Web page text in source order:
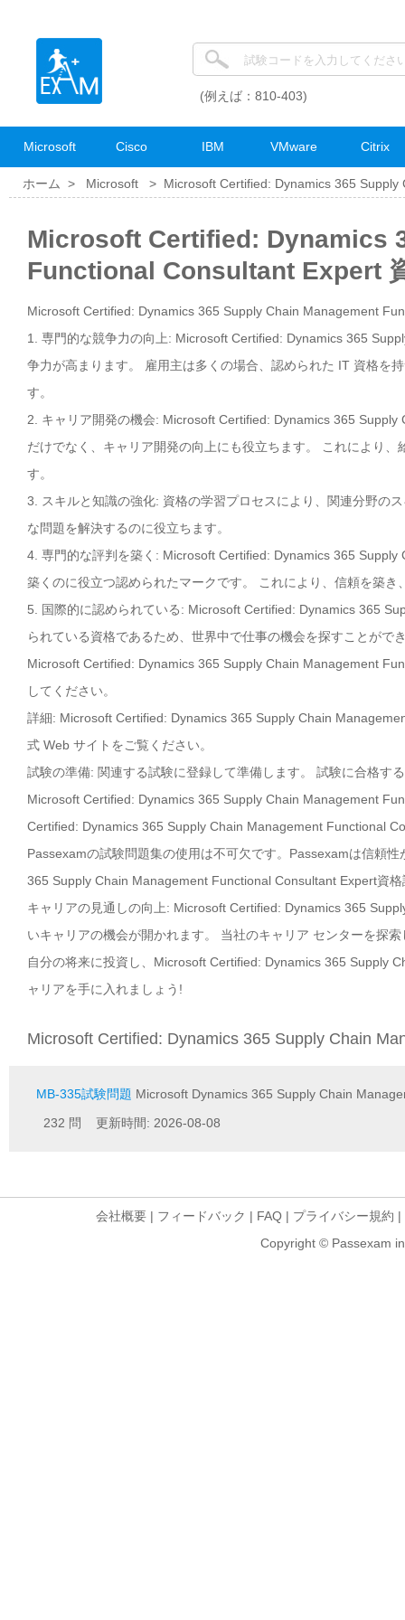
(例えば：810-403)
Microsoft Cisco IBM VMware Citrix
ホーム > Microsoft > Microsoft Certified: Dynamics 365
Microsoft Certified: Dynamics
Functional Consultant Expert
Microsoft Certified: Dynamics 365 Supply Chain Management
1. 専門的な競争力の向上: Microsoft Certified: Dynamics 365
争力が高まります。 雇用主は多くの場合、認められた IT 資格を
す。
2. キャリア開発の機会: Microsoft Certified: Dynamics 365
だけでなく、キャリア開発の向上にも役立ちます。 これにより
す。
3. スキルと知識の強化: 資格の学習プロセスにより、関連分野の
な問題を解決するのに役立ちます。
4. 専門的な評判を築く: Microsoft Certified: Dynamics 365
築くのに役立つ認められたマークです。 これにより、信頼を築
5. 国際的に認められている: Microsoft Certified: Dynamics 365
られている資格であるため、世界中で仕事の機会を探すことがで
Microsoft Certified: Dynamics 365 Supply Chain Management
してください。
詳細: Microsoft Certified: Dynamics 365 Supply Chain
式 Web サイトをご覧ください。
試験の準備: 関連する試験に登録して準備します。 試験に合格す
Microsoft Certified: Dynamics 365 Supply Chain Management
Certified: Dynamics 365 Supply Chain Management Functional
Passexamの試験問題集の使用は不可欠です。Passexamは信頼
365 Supply Chain Management Functional Consultant Expert資
キャリアの見通しの向上: Microsoft Certified: Dynamics 365
いキャリアの機会が開かれます。 当社のキャリア センターを探
自分の将来に投資し、Microsoft Certified: Dynamics 365 Supply
ャリアを手に入れましょう!
Microsoft Certified: Dynamics 365 Supply Chain
MB-335試験問題 Microsoft Dynamics 365 Supply Chain
232 問 更新時間: 2026-08-08
会社概要 | フィードバック | FAQ | プライバシー規約 |
Copyright © Passexam